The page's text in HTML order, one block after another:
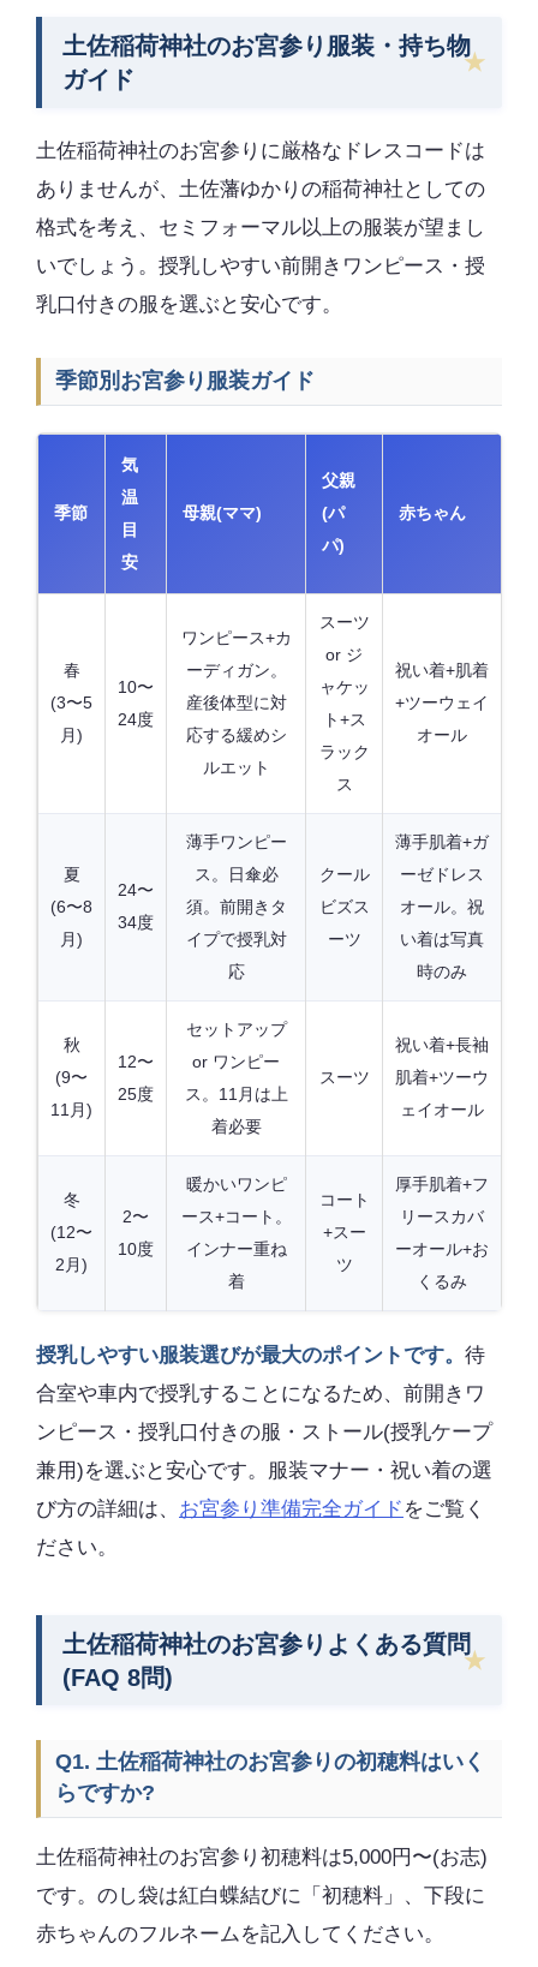
土佐稲荷神社のお宮参り服装・持ち物
ガイド
土佐稲荷神社のお宮参りに厳格なドレスコードは
ありませんが、土佐藩ゆかりの稲荷神社としての
格式を考え、セミフォーマル以上の服装が望まし
いでしょう。授乳しやすい前開きワンピース・授
乳口付きの服を選ぶと安心です。
季節別お宮参り服装ガイド
季節
気
温
目
安
母親(ママ)
父親
(パ
パ)
赤ちゃん
春
(3〜5
月)
10〜
24度
ワンピース+カ
ーディガン。
産後体型に対
応する緩めシ
ルエット
スーツ
or ジ
ャケッ
ト+ス
ラック
ス
祝い着+肌着
+ツーウェイ
オール
夏
(6〜8
月)
24〜
34度
薄手ワンピー
ス。日傘必
須。前開きタ
イプで授乳対
応
クール
ビズス
ーツ
薄手肌着+ガ
ーゼドレス
オール。祝
い着は写真
時のみ
秋
(9〜
11月)
12〜
25度
セットアップ
or ワンピー
ス。11月は上
着必要
スーツ
祝い着+長袖
肌着+ツーウ
ェイオール
冬
(12〜
2月)
2〜
10度
暖かいワンピ
ース+コート。
インナー重ね
着
コート
+スー
ツ
厚手肌着+フ
リースカバ
ーオール+お
くるみ
授乳しやすい服装選びが最大のポイントです。 待
合室や車内で授乳することになるため、前開きワ
ンピース・授乳口付きの服・ストール(授乳ケープ
兼用)を選ぶと安心です。服装マナー・祝い着の選
び方の詳細は、 お宮参り準備完全ガイド をご覧く
ださい。
土佐稲荷神社のお宮参りよくある質問
(FAQ 8問)
Q1. 土佐稲荷神社のお宮参りの初穂料はいく
らですか?
土佐稲荷神社のお宮参り初穂料は5,000円〜(お志)
です。のし袋は紅白蝶結びに「初穂料」、下段に
赤ちゃんのフルネームを記入してください。